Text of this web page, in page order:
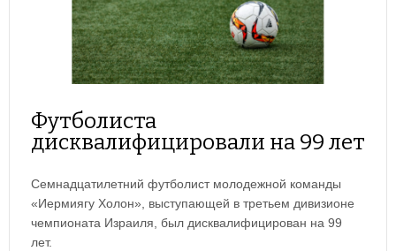
Футболиста
дисквалифицировали на 99 лет
Семнадцатилетний футболист молодежной команды
«Иермиягу Холон», выступающей в третьем дивизионе
чемпионата Израиля, был дисквалифицирован на 99
лет.